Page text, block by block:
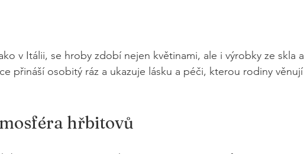
v Itálii, se hroby zdobí nejen květinami, ale i výrobky ze skla a
přináší osobitý ráz a ukazuje lásku a péči, kterou rodiny věnují
hřbitovů